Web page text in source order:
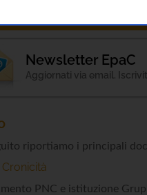
Newsletter EpaC
Aggiornati via email.
riportiamo i principali
Cronicità
PNC e istituzione